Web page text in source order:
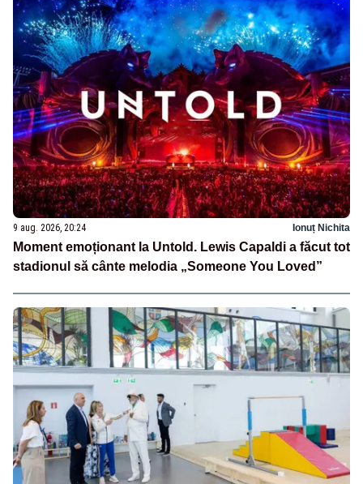
9 aug. 2026, 20:24 Ionuț Nichita
Moment emoționant la Untold. Lewis Capaldi a făcut tot
stadionul să cânte melodia „Someone You Loved”